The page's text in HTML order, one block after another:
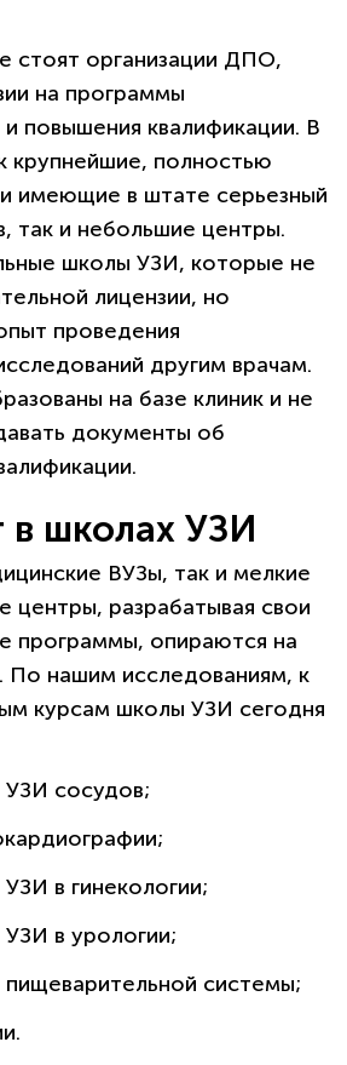
политикой
стоят организации ДПО,
на программы
повышения квалификации. В
крупнейшие, полностью
имеющие в штате серьезный
так и небольшие центры.
школы УЗИ, которые не
лицензии, но
проведения
другим врачам.
на базе клиник и не
документы об
в школах УЗИ
ВУЗы, так и мелкие
центры, разрабатывая свои
программы, опираются на
По нашим исследованиям, к
курсам школы УЗИ сегодня
УЗИ сосудов;
в гинекологии;
в урологии;
системы;